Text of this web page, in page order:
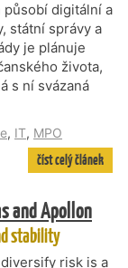
působí digitální a
státní správy a
je plánuje
života,
s ní svázaná
, IT, MPO
číst celý článek
and Apollon
stability
risk is a